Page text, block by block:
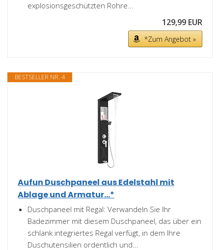
explosionsgeschützten Rohre...
129,99 EUR
*Zum Angebot »
BESTSELLER NR. 4
Aufun Duschpaneel aus Edelstahl mit
Ablage und Armatur...*
Duschpaneel mit Regal: Verwandeln Sie Ihr
Badezimmer mit diesem Duschpaneel, das über ein
schlank integriertes Regal verfügt, in dem Ihre
Duschutensilien ordentlich und...